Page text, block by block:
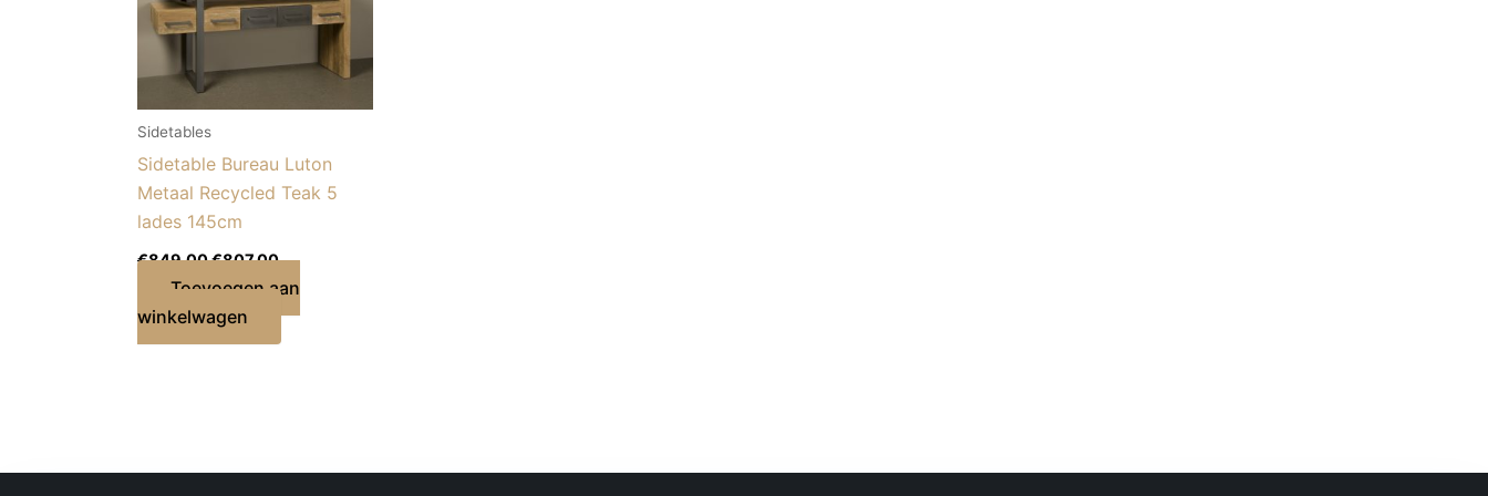
Sidetables
Sidetable Bureau Luton
Metaal Recycled Teak 5
lades 145cm
€849,00€807,00
Toevoegen aan
winkelwagen